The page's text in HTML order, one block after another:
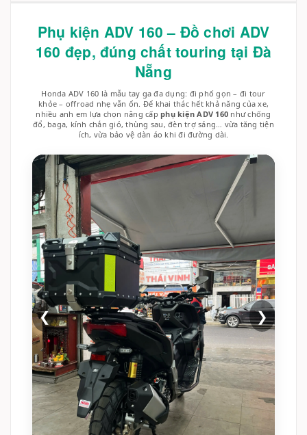
Phụ kiện ADV 160 – Đồ chơi ADV
160 đẹp, đúng chất touring tại Đà
Nẵng
Honda ADV 160 là mẫu tay ga đa dụng: đi phố gọn – đi tour
khỏe – offroad nhẹ vẫn ổn. Để khai thác hết khả năng của xe,
nhiều anh em lựa chọn nâng cấpphụ kiện ADV 160 như chống
đổ, baga, kính chắn gió, thùng sau, đèn trợ sáng… vừa tăng tiện
ích, vừa bảo vệ dàn áo khi đi đường dài.
❮ ❯